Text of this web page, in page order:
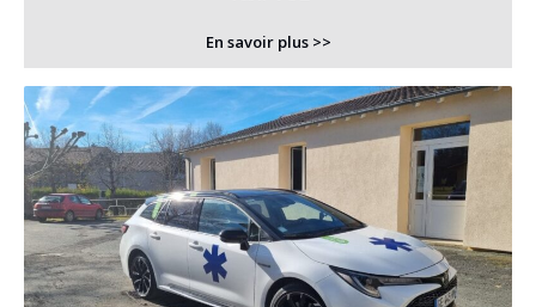
En savoir plus >>